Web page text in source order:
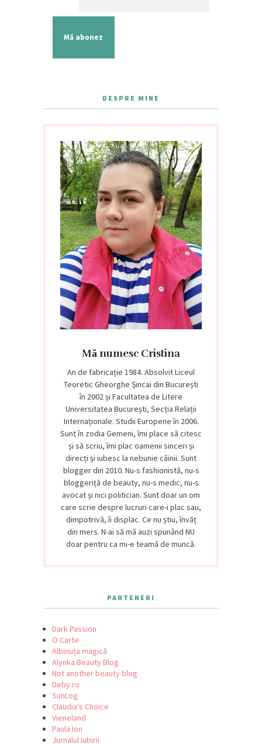
Mă abonez
DESPRE MINE
Mă numesc Cristina
An de fabricație 1984. Absolvit Liceul
Teoretic Gheorghe Șincai din București
în 2002 și Facultatea de Litere
Universitatea București, Secția Relații
Internaționale. Studii Europene în 2006.
Sunt în zodia Gemeni, îmi place să citesc
și să scriu, îmi plac oamenii sinceri și
direcți și iubesc la nebunie câinii. Sunt
blogger din 2010. Nu-s fashionistă, nu-s
bloggeriță de beauty, nu-s medic, nu-s
avocat și nici politician. Sunt doar un om
care scrie despre lucruri care-i plac sau,
dimpotrivă, îi displac. Ce nu știu, învăț
din mers. N-ai să mă auzi spunând NU
doar pentru ca mi-e teamă de muncă.
PARTENERI
Dark Passion
O Carte
Albinuța magică
Alynka Beauty Blog
Not another beauty blog
Deby.ro
SunLog
Claudia’s Choice
Vieneland
Paula Ion
Jurnalul Iubirii